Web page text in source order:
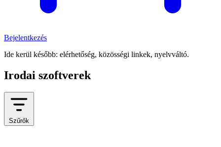
Bejelentkezés
Ide kerül később: elérhetőség, közösségi linkek, nyelvváltó.
Irodai szoftverek
Szűrők